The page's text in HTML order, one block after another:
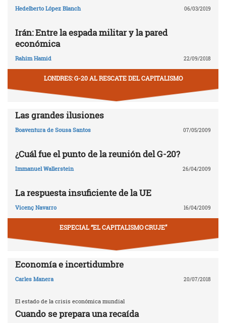
Hedelberto López Blanch 06/03/2019
Irán: Entre la espada militar y la pared
económica
Rahim Hamid 22/09/2018
LONDRES: G-20 AL RESCATE DEL CAPITALISMO
Las grandes ilusiones
Boaventura de Sousa Santos 07/05/2009
¿Cuál fue el punto de la reunión del G-20?
Immanuel Wallerstein 26/04/2009
La respuesta insuficiente de la UE
Vicenç Navarro 16/04/2009
ESPECIAL “EL CAPITALISMO CRUJE”
Economía e incertidumbre
Carles Manera 20/07/2018
El estado de la crisis económica mundial
Cuando se prepara una recaída